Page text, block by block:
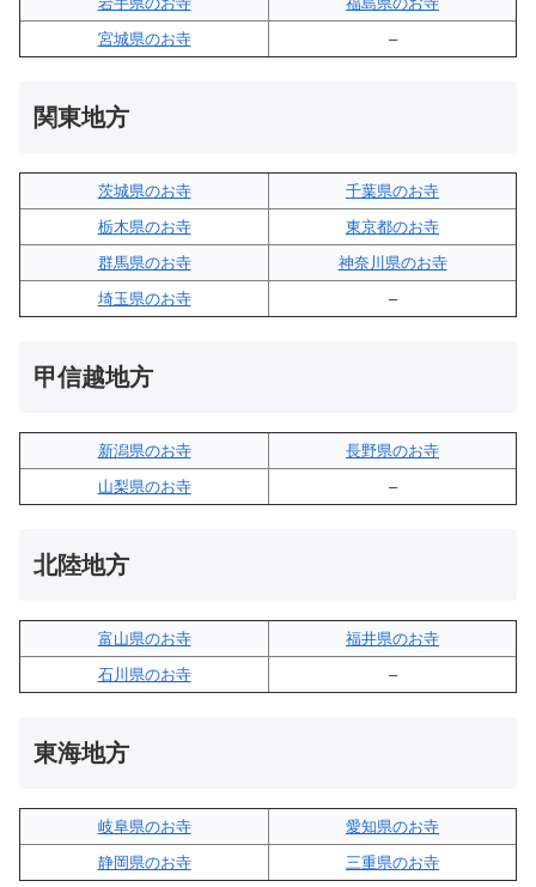
宮城県のお寺
–
関東地方
茨城県のお寺
千葉県のお寺
栃木県のお寺
東京都のお寺
群馬県のお寺
神奈川県のお寺
埼玉県のお寺
–
甲信越地方
新潟県のお寺
長野県のお寺
山梨県のお寺
–
北陸地方
富山県のお寺
福井県のお寺
石川県のお寺
–
東海地方
岐阜県のお寺
愛知県のお寺
静岡県のお寺
三重県のお寺